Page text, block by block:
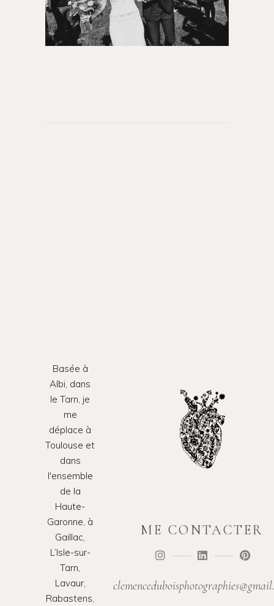
Basée à
Albi, dans
le Tarn, je
me
déplace à
Toulouse et
dans
l'ensemble
de la
Haute-
Garonne, à
Gaillac,
L’Isle-sur-
Tarn,
Lavaur,
Rabastens,
ME CONTACTER